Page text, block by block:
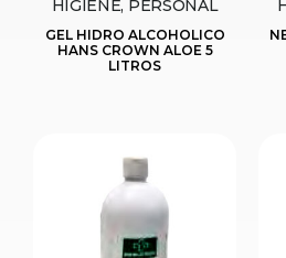
HIGIENE, PERSONAL
GEL HIDRO ALCOHOLICO
HANS CROWN ALOE 5
LITROS